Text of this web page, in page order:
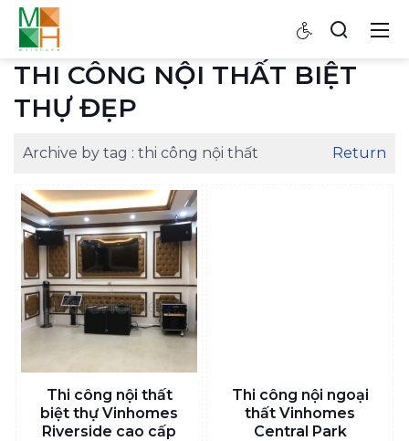
THI CÔNG NỘI THẤT BIỆT
THỰ ĐẸP
Archive by tag : thi công nội thất Return
Thi công nội thất
biệt thự Vinhomes
Riverside cao cấp
Thi công nội ngoại
thất Vinhomes
Central Park